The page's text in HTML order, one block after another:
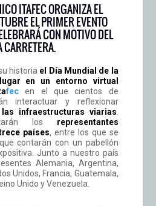
ITAFEC ORGANIZA EL
EL PRIMER EVENTO
CON MOTIVO DEL
historia el Día Mundial de la
en un entorno virtual
fec en el que cientos de
interactuar y reflexionar
infraestructuras viarias
los representantes
países, entre los que se
contarán con un pabellón
Junto a nuestro país
Alemania, Argentina,
Unidos, Francia, Guatemala,
Unido y Venezuela.